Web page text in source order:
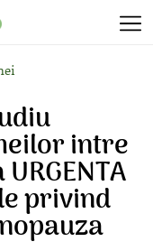
intre
privind